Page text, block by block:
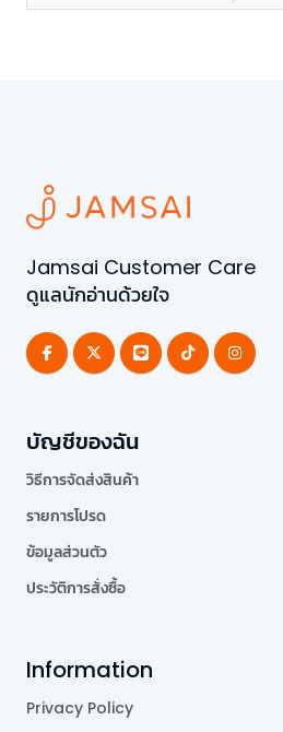
Jamsai Customer Care
ดูแลนักอ่านด้วยใจ
บัญชีของฉัน
วิธีการจัดส่งสินค้า
รายการโปรด
ข้อมูลส่วนตัว
ประวัติการสั่งซื้อ
Information
Privacy Policy